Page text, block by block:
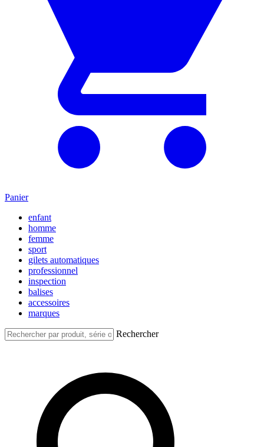
Panier
enfant
homme
femme
sport
gilets automatiques
professionnel
inspection
balises
accessoires
marques
Rechercher